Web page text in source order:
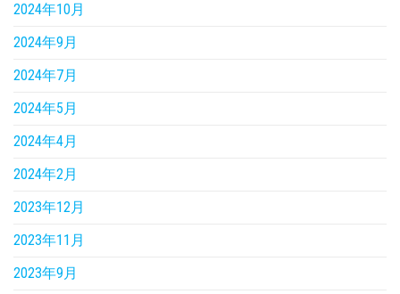
2024年10月
2024年9月
2024年7月
2024年5月
2024年4月
2024年2月
2023年12月
2023年11月
2023年9月